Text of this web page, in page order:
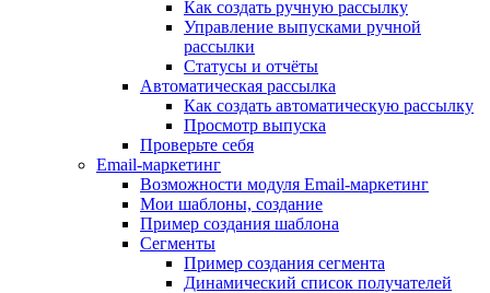
Как создать ручную рассылку
Управление выпусками ручной
рассылки
Статусы и отчёты
Автоматическая рассылка
Как создать автоматическую рассылку
Просмотр выпуска
Проверьте себя
Email-маркетинг
Возможности модуля Email-маркетинг
Мои шаблоны, создание
Пример создания шаблона
Сегменты
Пример создания сегмента
Динамический список получателей